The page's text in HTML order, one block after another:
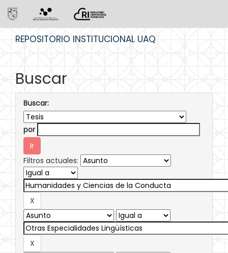
REPOSITORIO INSTITUCIONAL UAQ
Buscar
Buscar:
por
Filtros actuales: